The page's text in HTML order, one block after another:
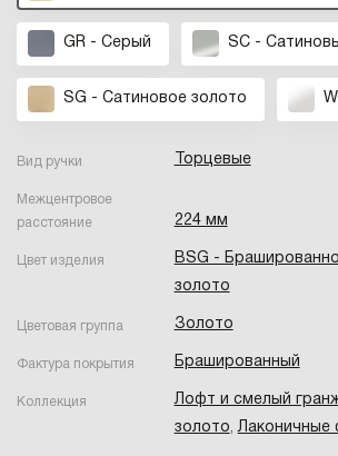
GR - Серый SC -
SG - Сатиновое золото
Вид ручки Торцевые
Межцентровое
расстояние
224 мм
Цвет изделия
BSG -
золото
Цветовая группа Золото
Фактура покрытия Брашированный
Коллекция Лофт и смелый
золото,Лаконичные